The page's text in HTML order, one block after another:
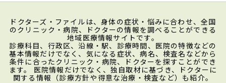
ドクターズ・ファイルは、身体の症状・悩みに合わせ、全国
のクリニック・病院、ドクターの情報を調べることができる
地域医療情報サイトです。
診療科目、行政区、沿線・駅、診療時間、医院の特徴などの
基本情報だけでなく、気になる症状、病名、検査名などから
条件に合ったクリニック・病院、ドクターを探すことができ
ます。 医院情報だけでなく、独自取材に基づき、ドクターに
関する情報（診療方針や得意な治療・検査など）も紹介。